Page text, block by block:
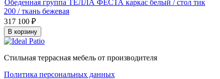
Обеденная группа ТЕЛЛА ФЕСТА каркас белый / стол тик
200 / ткань бежевая
317 100 ₽
В корзину
Стильная террасная мебель от производителя
Политика персональных данных